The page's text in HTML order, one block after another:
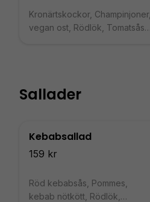
Kronärtskockor, Champinjoner,
vegan ost, Rödlök, Tomatsås,
Sallader
Kebabsallad
159 kr
Röd kebabsås, Pommes,
kebab nötkött, Rödlök,